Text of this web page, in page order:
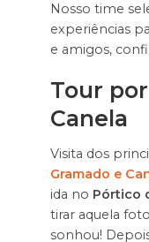
Nosso time
experiências
e amigos,
Tour
Canela
Visita dos
Gramado e
ida no Pórtico
tirar aquela
sonhou!